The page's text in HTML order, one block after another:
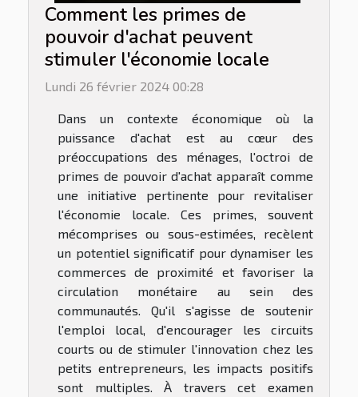
Comment les primes de
pouvoir d'achat peuvent
stimuler l'économie locale
Lundi 26 février 2024 00:28
Dans un contexte économique où la
puissance d'achat est au cœur des
préoccupations des ménages, l'octroi de
primes de pouvoir d'achat apparaît comme
une initiative pertinente pour revitaliser
l'économie locale. Ces primes, souvent
mécomprises ou sous-estimées, recèlent
un potentiel significatif pour dynamiser les
commerces de proximité et favoriser la
circulation monétaire au sein des
communautés. Qu'il s'agisse de soutenir
l'emploi local, d'encourager les circuits
courts ou de stimuler l'innovation chez les
petits entrepreneurs, les impacts positifs
sont multiples. À travers cet examen